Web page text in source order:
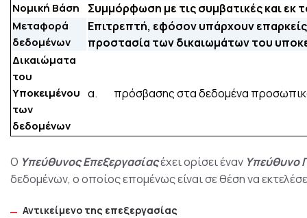
Νομική Βάση Συμμόρφωση με τις συμβατικές και εκ
Μεταφορά
δεδομένων
Επιτρεπτή, εφόσον υπάρχουν επαρκείς
προστασία των δικαιωμάτων του
Δικαιώματα
του
Υποκειμένου
των
δεδομένων
α. πρόσβασης στα δεδομένα
Ο Υπεύθυνος Επεξεργασίαςέχει ορίσει έναν Υπεύθυνο
δεδομένων, ο οποίος επομένως είναι σε θέση να
Αντικείμενο της επεξεργασίας